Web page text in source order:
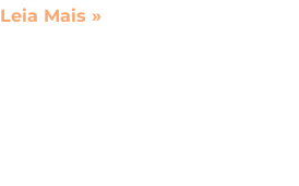
Leia Mais »